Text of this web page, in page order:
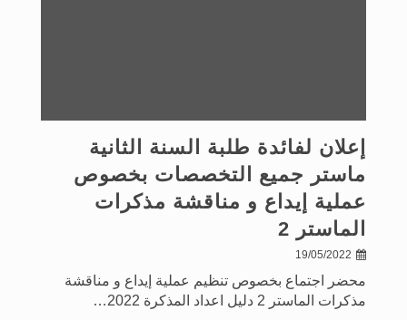
إعلان لفائدة طلبة السنة الثانية
ماستر جميع التخصصات بخصوص
عملية إيداع و مناقشة مذكرات
الماستر 2
19/05/2022
محضر اجتماع بخصوص تنظيم عملية إيداع و مناقشة
مذكرات الماستر 2 دليل اعداد المذكرة 2022…